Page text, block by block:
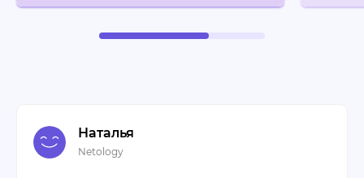
Наталья
Netology